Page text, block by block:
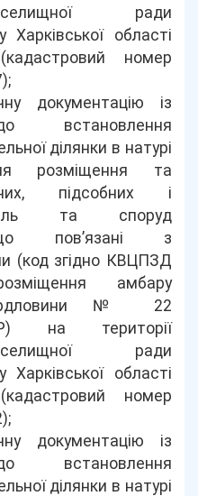
селищної ради
Харківської області
номер
документацію із
встановлення
ділянки в натурі
розміщення та
підсобних і
та споруд
що пов’язані з
(код згідно КВЦПЗД
амбару
№ 22
на території
селищної ради
Харківської області
номер
документацію із
встановлення
ділянки в натурі